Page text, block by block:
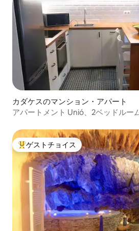
カダケスのマンション・アパート
アパートメント Unió、2ベッドルー
大好評のゲストチョイスです。
ゲストチョイス